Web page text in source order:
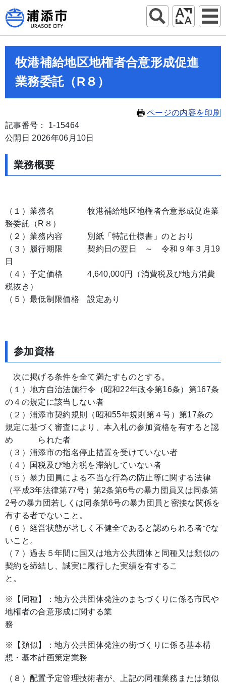
牧港補給地区地権者合意形成促進
業務委託（R８）
ページの内容を印刷
記事番号： 1-15464
公開日 2026年06月10日
業務概要
（１）業務名 牧港補給地区地権者合意形成促進業
務委託（R８）
（２）業務内容 別紙「特記仕様書」のとおり
（３）履行期限 契約日の翌日 ～ 令和９年３月19
日
（４）予定価格 4,640,000円（消費税及び地方消費
税抜き）
（５）最低制限価格 設定あり
参加資格
次に掲げる条件を全て満たすものとする。
（１）地方自治法施行令（昭和22年政令第16条）第167条
の４の規定に該当しない者
（２）浦添市契約規則（昭和55年規則第４号）第17条の
規定に基づく審査により、本入札の参加資格を有すると認
め られた者
（３）浦添市の指名停止措置を受けていない者
（４）国税及び地方税を滞納していない者
（５）暴力団員による不当な行為の防止等に関する法律
（平成3年法律第77号）第2条第6号の暴力団員又は同条第
2号の暴力団若しくは同条第6号の暴力団員と密接な関係を
有する者でないこと。
（６）経営状態が著しく不健全であると認められる者でな
いこと。
（７）過去５年間に国又は地方公共団体と同種又は類似の
契約を締結し、誠実に履行した実績を有するこ
と。
※【同種】：地方公共団体発注のまちづくりに係る市民や
地権者の合意形成に関する業
務
※【類似】：地方公共団体発注の街づくりに係る基本構
想・基本計画策定業務
（８）配置予定管理技術者が、上記の同種業務または類似